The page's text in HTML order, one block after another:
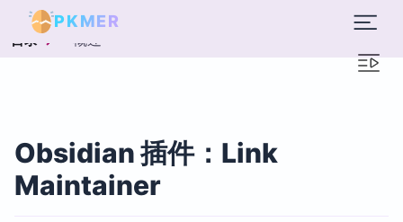
PKMER
目录 概述
Obsidian 插件：Link
Maintainer